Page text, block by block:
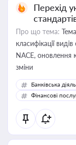
Перехід
Про що тема:
класифікації
NACE, оновлення
зміни
Банківська
Фінансові